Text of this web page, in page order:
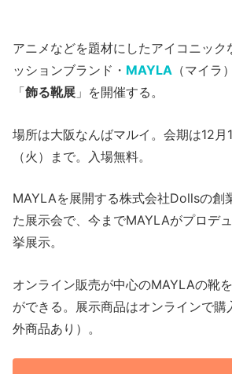
アニメなどを題材にしたアイコニック
ッションブランド・ MAYLA （マイラ
「飾る靴展 」を開催する。
場所は大阪なんばマルイ。会期は12月
（火）まで。入場無料。
MAYLAを展開する株式会社Dollsの創
た展示会で、今までMAYLAがプロデ
挙展示。
オンライン販売が中心のMAYLAの靴
ができる。展示商品はオンラインで購
外商品あり）。